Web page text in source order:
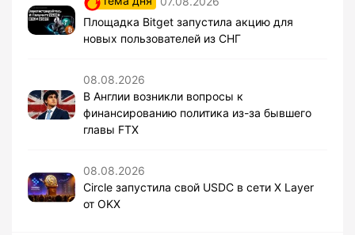
Площадка Bitget запустила акцию для
новых пользователей из СНГ
08.08.2026
В Англии возникли вопросы к
финансированию политика из-за бывшего
главы FTX
08.08.2026
Circle запустила свой USDC в сети X Layer
от OKX